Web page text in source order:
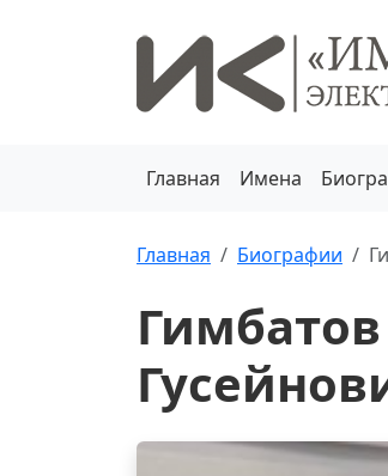
Главная Имена
Главная Биографии